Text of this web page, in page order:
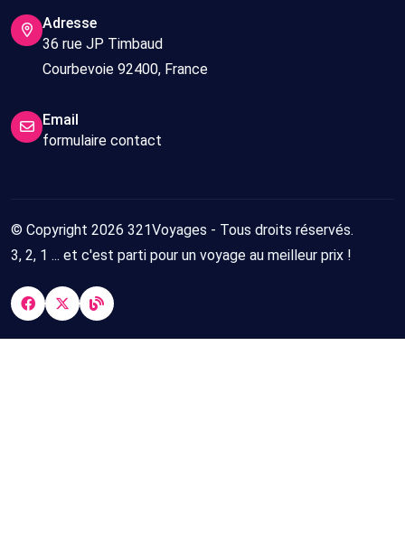
Adresse
36 rue JP Timbaud
Courbevoie 92400, France
Email
formulaire contact
© Copyright 2026 321Voyages - Tous droits réservés.
3, 2, 1 ... et c'est parti pour un voyage au meilleur prix !